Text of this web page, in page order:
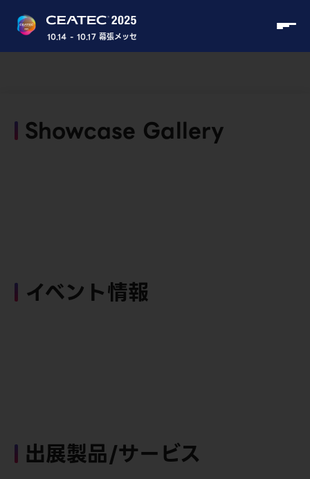
10.14 - 10.17 幕張メッセ
Showcase Gallery
イベント情報
出展製品/サービス